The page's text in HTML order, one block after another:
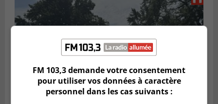
FM 103,3 demande votre consentement
pour utiliser vos données à caractère
personnel dans les cas suivants :